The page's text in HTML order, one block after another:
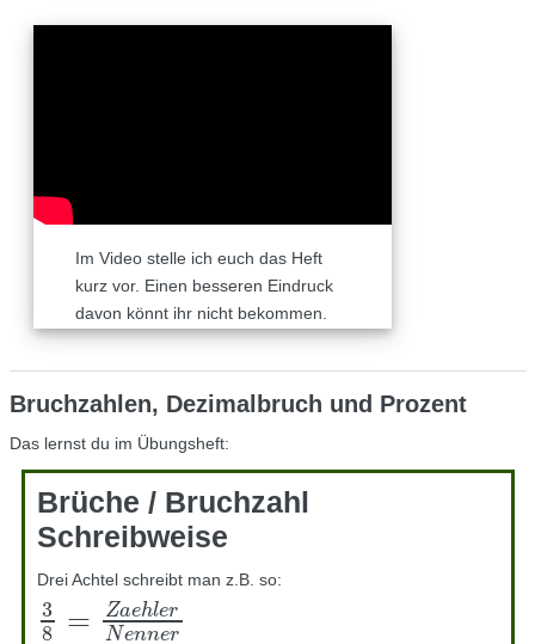
Im Video stelle ich euch das Heft
kurz vor. Einen besseren Eindruck
davon könnt ihr nicht bekommen.
Bruchzahlen, Dezimalbruch und Prozent
Das lernst du im Übungsheft:
Brüche / Bruchzahl
Schreibweise
Drei Achtel schreibt man z.B. so:
3
8
= Zaehler
Nenner
38 =Z aehlerN